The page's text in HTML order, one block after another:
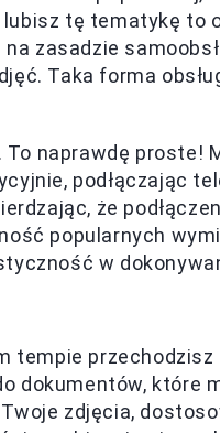
tę tematykę to
na zasadzie
Taka forma
naprawdę proste!
podłączając
że
popularnych
w
tempie
dokumentów, które
zdjęcia,